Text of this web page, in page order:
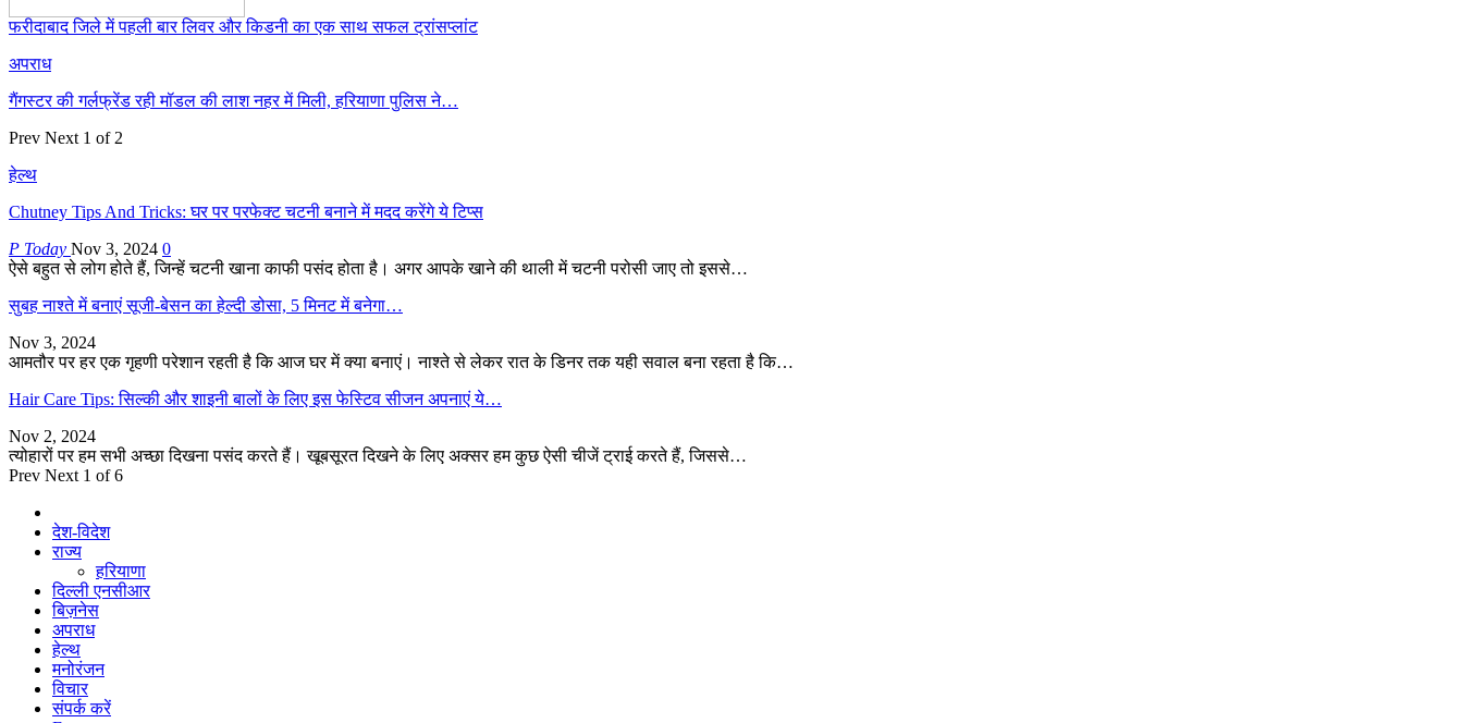
फरीदाबाद जिले में पहली बार लिवर और किडनी का एक साथ सफल ट्रांसप्लांट
अपराध
गैंगस्टर की गर्लफ्रेंड रही मॉडल की लाश नहर में मिली, हरियाणा पुलिस ने…
Prev Next 1 of 2
हेल्थ
Chutney Tips And Tricks: घर पर परफेक्ट चटनी बनाने में मदद करेंगे ये टिप्स
P Today Nov 3, 2024 0
ऐसे बहुत से लोग होते हैं, जिन्हें चटनी खाना काफी पसंद होता है। अगर आपके खाने की थाली में चटनी परोसी जाए तो इससे…
सुबह नाश्ते में बनाएं सूजी-बेसन का हेल्दी डोसा, 5 मिनट में बनेगा…
Nov 3, 2024
आमतौर पर हर एक गृहणी परेशान रहती है कि आज घर में क्या बनाएं। नाश्ते से लेकर रात के डिनर तक यही सवाल बना रहता है कि…
Hair Care Tips: सिल्की और शाइनी बालों के लिए इस फेस्टिव सीजन अपनाएं ये…
Nov 2, 2024
त्योहारों पर हम सभी अच्छा दिखना पसंद करते हैं। खूबसूरत दिखने के लिए अक्सर हम कुछ ऐसी चीजें ट्राई करते हैं, जिससे…
Prev Next 1 of 6
देश-विदेश
राज्य
हरियाणा
दिल्ली एनसीआर
बिज़नेस
अपराध
हेल्थ
मनोरंजन
विचार
संपर्क करें